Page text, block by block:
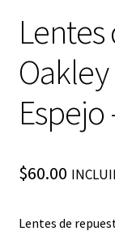
$60.00
Lentes de